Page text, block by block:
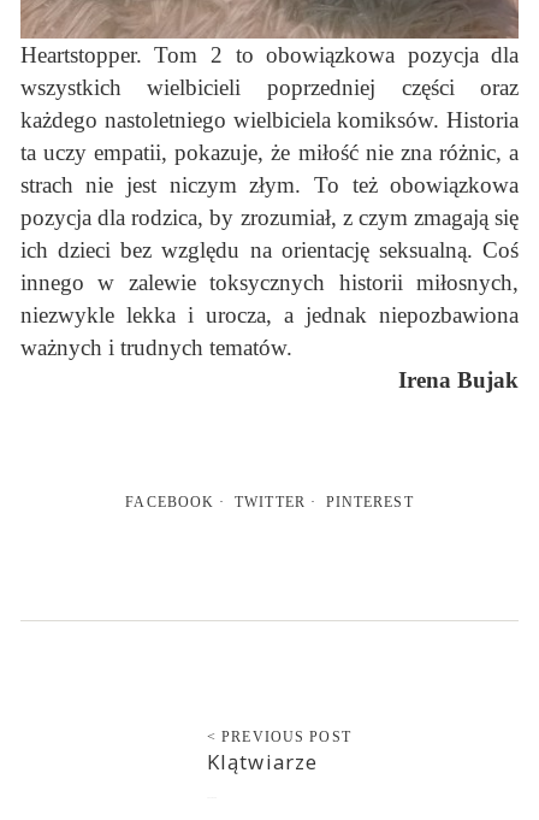
Heartstopper. Tom 2 to obowiązkowa pozycja dla
wszystkich wielbicieli poprzedniej części oraz
każdego nastoletniego wielbiciela komiksów. Historia
ta uczy empatii, pokazuje, że miłość nie zna różnic, a
strach nie jest niczym złym. To też obowiązkowa
pozycja dla rodzica, by zrozumiał, z czym zmagają się
ich dzieci bez względu na orientację seksualną. Coś
innego w zalewie toksycznych historii miłosnych,
niezwykle lekka i urocza, a jednak niepozbawiona
ważnych i trudnych tematów.
Irena Bujak
FACEBOOK TWITTER PINTEREST
< PREVIOUS POST
Klątwiarze